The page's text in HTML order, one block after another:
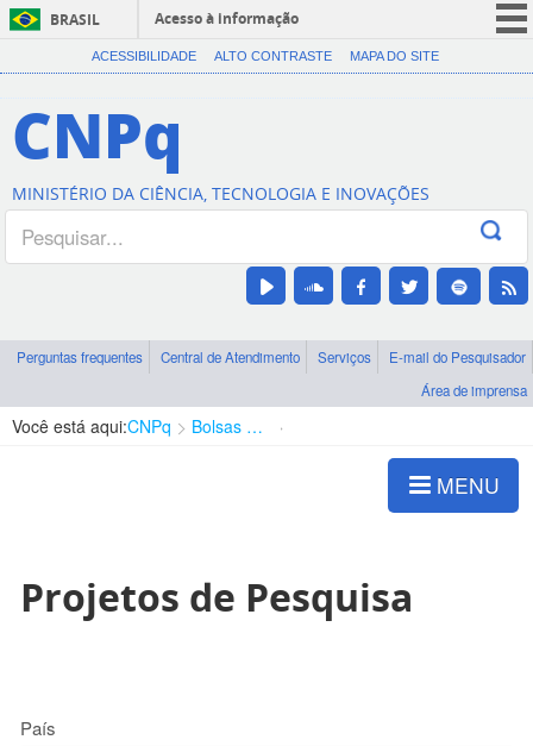
BRASIL
Acesso à informação
CORONAVÍRUS (COVID-19)
Canais
ACESSIBILIDADE ALTO CONTRASTE MAPA DO SITE
CNPq
MINISTÉRIO DA CIÊNCIA, TECNOLOGIA E INOVAÇÕES
Perguntas frequentes Central de Atendimento Serviços
E-mail do Pesquisador
Área de imprensa
Você está aqui:CNPq Bolsas e Auxílios Vigentes
MENU
Projetos de Pesquisa
País